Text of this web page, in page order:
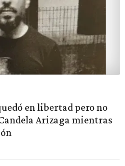
en libertad pero no
Arizaga mientras